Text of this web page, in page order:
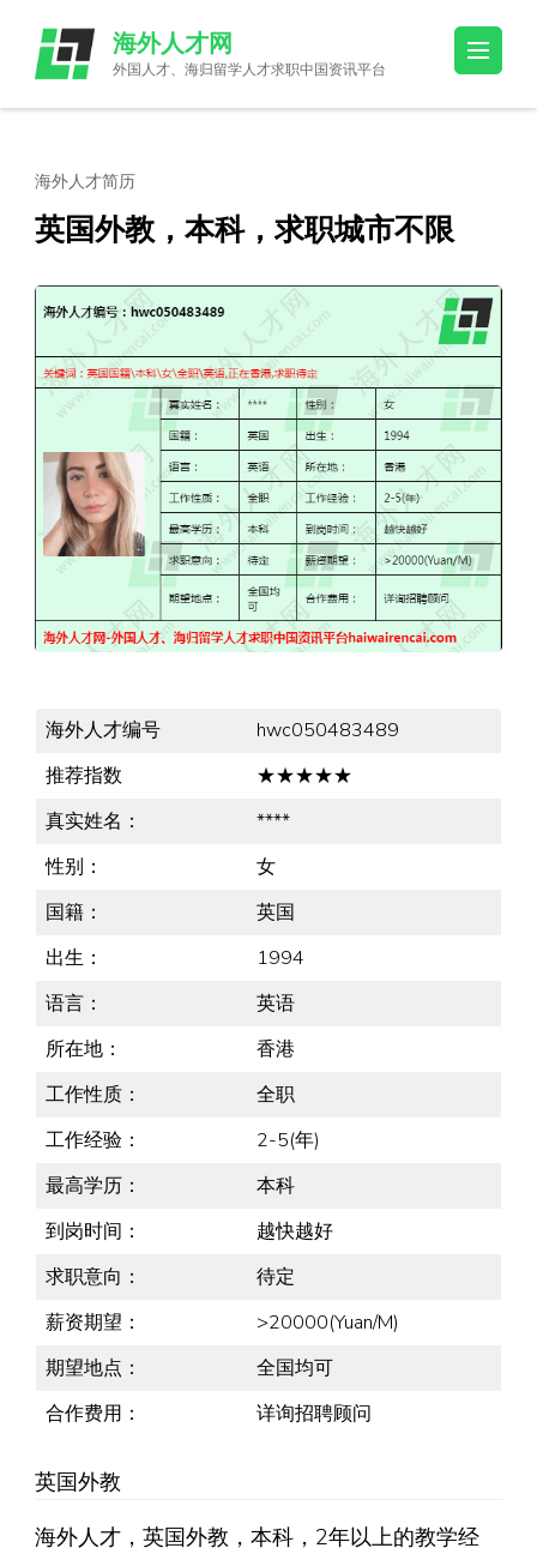
content
(Press
海外人才网
外国人才、海归留学人才求职中国资讯平台
海外人才简历
英国外教，本科，求职城市不限
海外人才编号
hwc050483489
推荐指数
★★★★★
真实姓名：
****
性别：
女
国籍：
英国
出生：
1994
语言：
英语
所在地：
香港
工作性质：
全职
工作经验：
2-5(年)
最高学历：
本科
到岗时间：
越快越好
求职意向：
待定
薪资期望：
>20000(Yuan/M)
期望地点：
全国均可
合作费用：
详询招聘顾问
英国外教
海外人才，英国外教，本科，2年以上的教学经